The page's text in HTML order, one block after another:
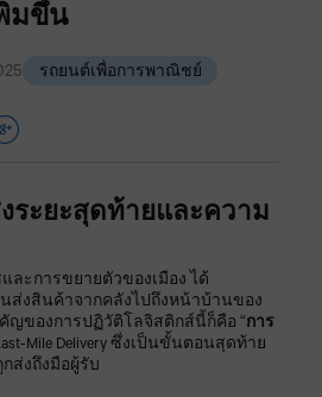
มขึ้น
รถยนต์เพื่อการพาณิชย์
ระยะสุดท้ายและความ
ละการขยายตัวของเมือง ได้
ส่งสินค้าจากคลังไปถึงหน้าบ้านของ
ญของการปฏิวัติโลจิสติกส์นี้ก็คือ “การ
Mile Delivery ซึ่งเป็นขั้นตอนสุดท้าย
ส่งถึงมือผู้รับ